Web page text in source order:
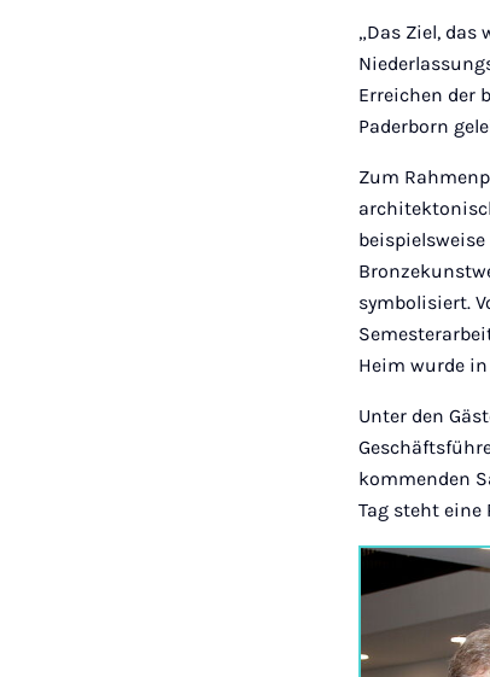
„Das Ziel,
Erreichen der
Paderborn
Zum
symbolisiert.
Heim wurde
Unter den
kommenden
Tag steht eine